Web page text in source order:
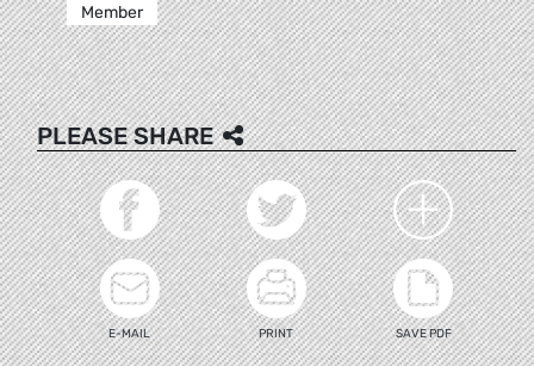
Member
PLEASE SHARE
E-MAIL PRINT SAVE PDF